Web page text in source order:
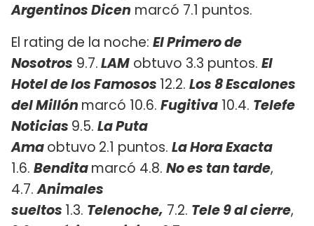
Argentinos Dicen marcó 7.1 puntos.
El rating de la noche: El Primero de
Nosotros 9.7.LAM obtuvo 3.3 puntos. El
Hotel de los Famosos 12.2. Los 8 Escalones
del Millón marcó 10.6. Fugitiva 10.4. Telefe
Noticias 9.5. La Puta
Amaobtuvo 2.1 puntos. ​ La Hora Exacta
1.6. Benditamarcó 4.8. No es tan tarde,
4.7.Animales
sueltos 1.3. Telenoche, 7.2. Tele 9 al cierre,